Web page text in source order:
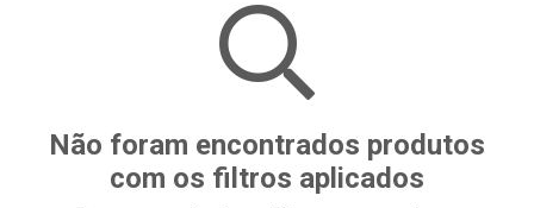
Não foram encontrados produtos
com os filtros aplicados